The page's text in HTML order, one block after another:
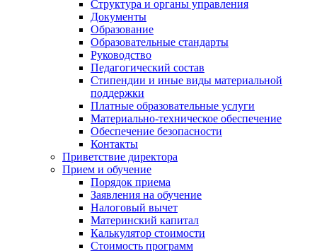
Структура и органы управления
Документы
Образование
Образовательные стандарты
Руководство
Педагогический состав
Стипендии и иные виды материальной
поддержки
Платные образовательные услуги
Материально-техническое обеспечение
Обеспечение безопасности
Контакты
Приветствие директора
Прием и обучение
Порядок приема
Заявления на обучение
Налоговый вычет
Материнский капитал
Калькулятор стоимости
Стоимость программ